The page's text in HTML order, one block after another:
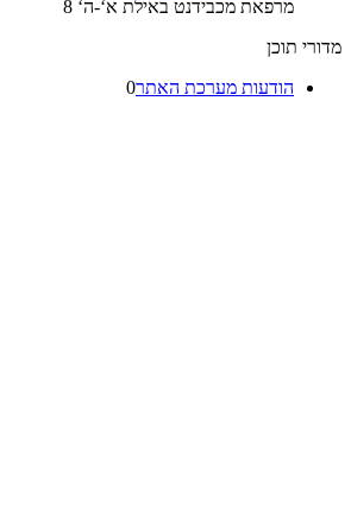
מרפאת מכבידנט באילת א‘-ה‘ 8
תוכן
הודעות מערכת האתר0